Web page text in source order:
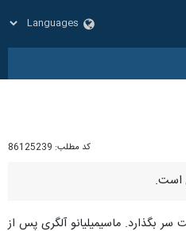
کد مطلب: 86125239